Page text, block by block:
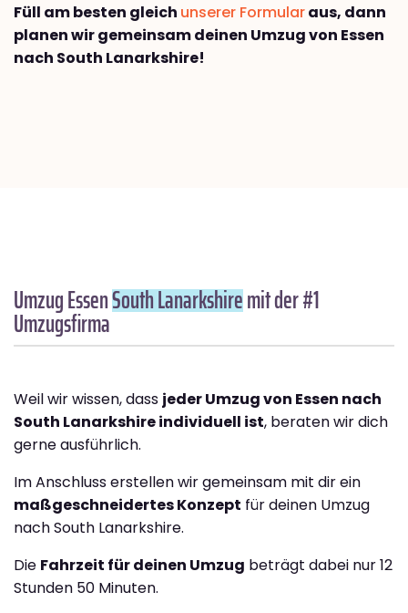
Füll am besten gleich unserer Formularaus, dann
planen wir gemeinsam deinen Umzug von Essen
nach South Lanarkshire!
Umzug EssenSouth Lanarkshiremit der #1
Umzugsfirma
Weil wir wissen, dass jeder Umzug von Essen nach
South Lanarkshire individuell ist, beraten wir dich
gerne ausführlich.
Im Anschluss erstellen wir gemeinsam mit dir ein
maßgeschneidertes Konzept für deinen Umzug
nach South Lanarkshire.
Die Fahrzeit für deinen Umzug beträgt dabei nur 12
Stunden 50 Minuten.